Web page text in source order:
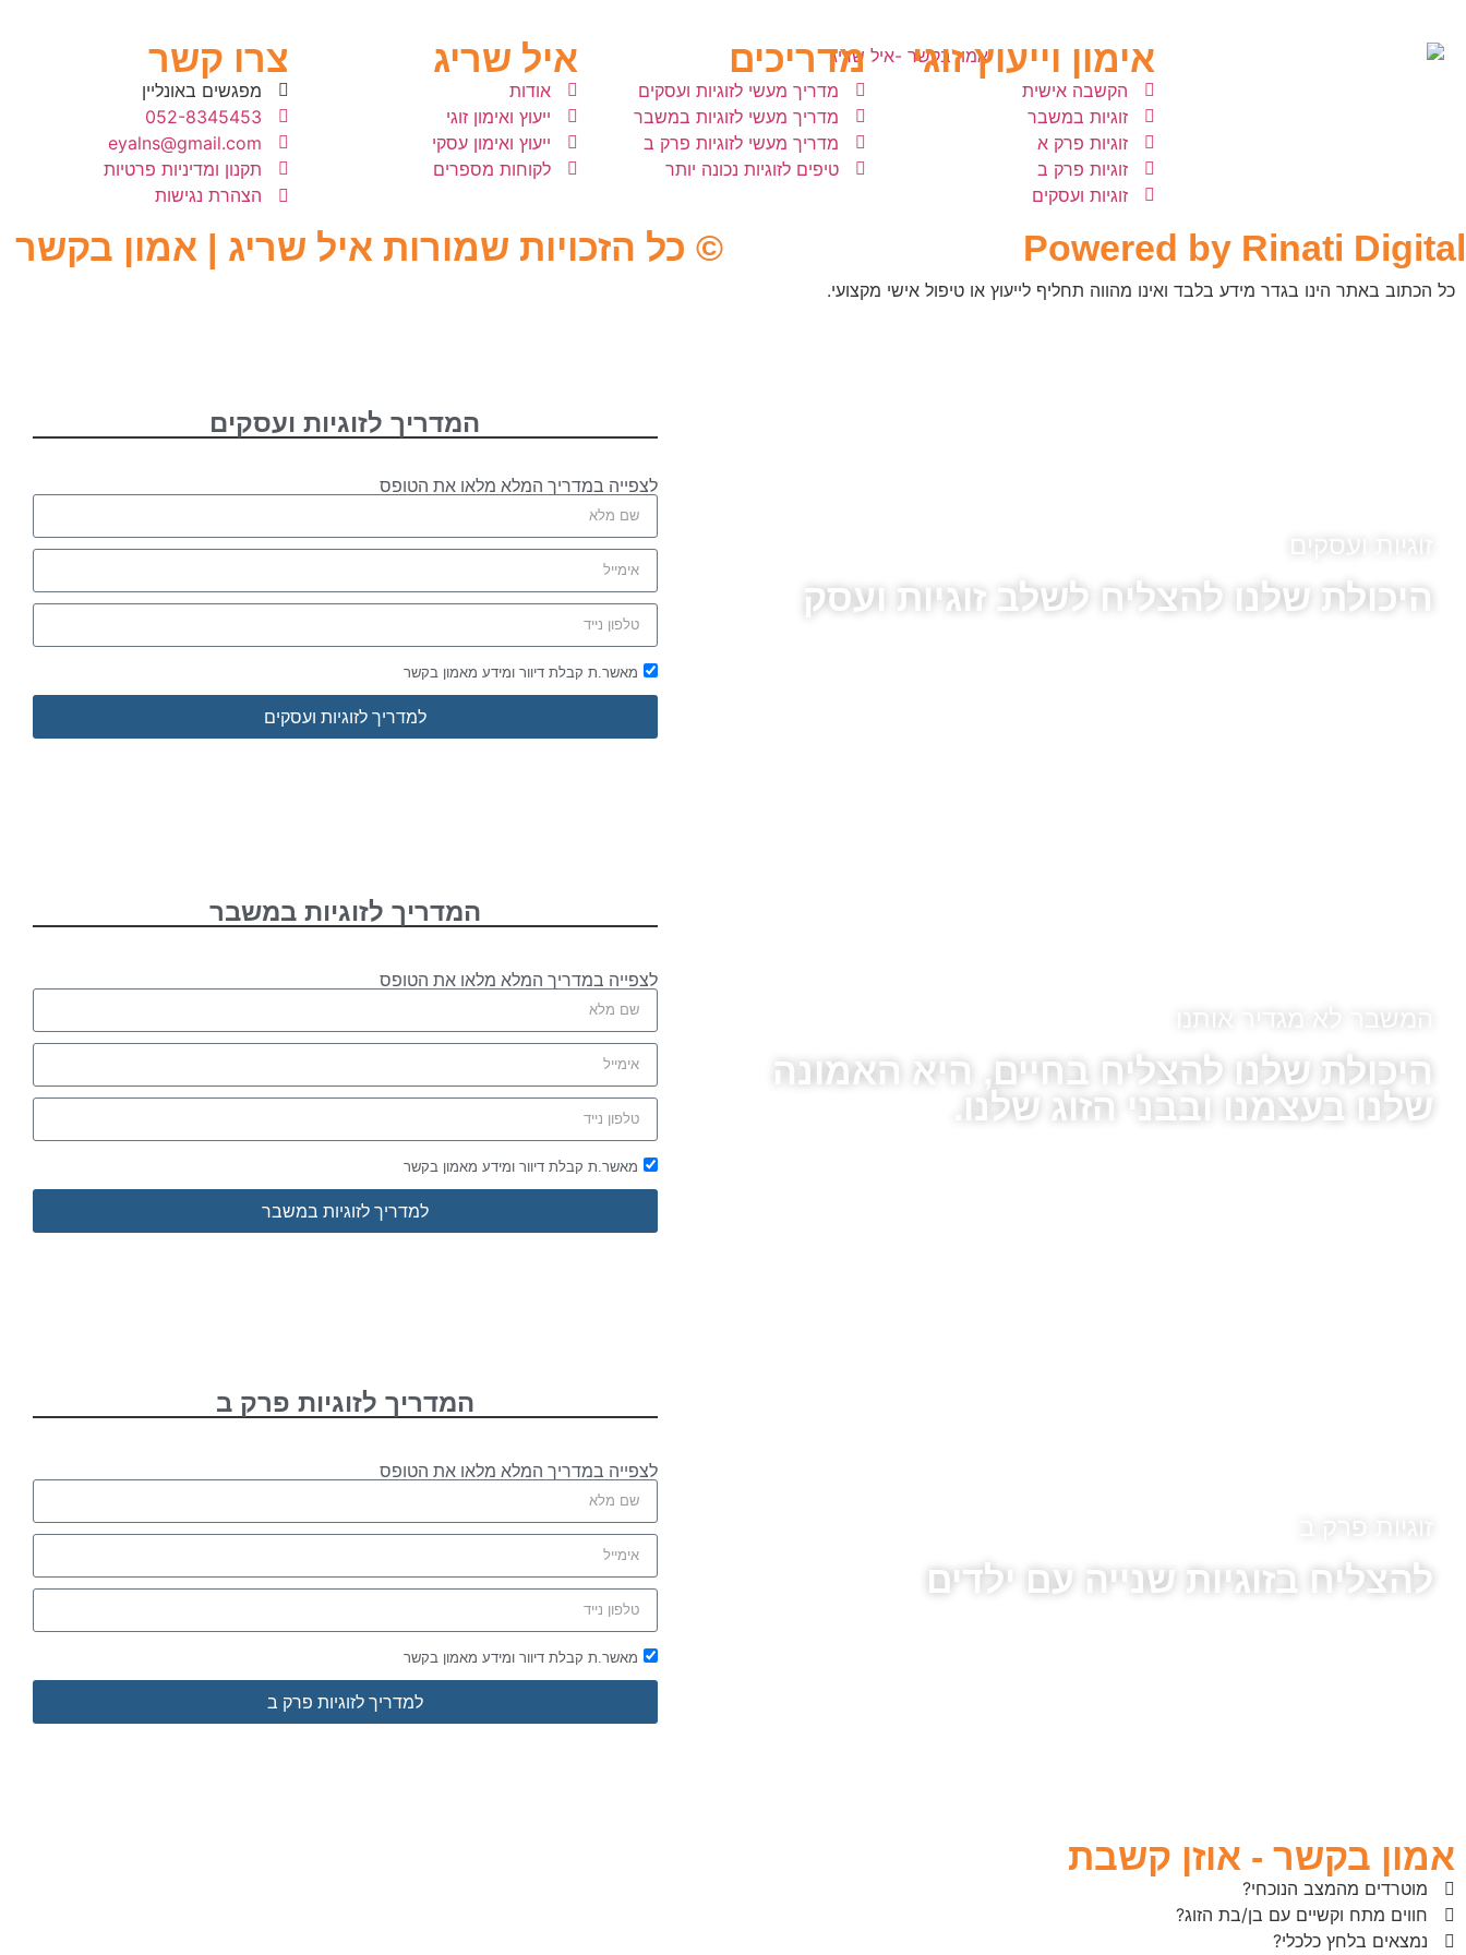
אימון וייעוץ זוגי
הקשבה אישית
זוגיות במשבר
זוגיות פרק א
זוגיות פרק ב
זוגיות ועסקים
מדריכים
מדריך מעשי לזוגיות ועסקים
מדריך מעשי לזוגיות במשבר
מדריך מעשי לזוגיות פרק ב
טיפים לזוגיות נכונה יותר
איל שריג
אודות
ייעוץ ואימון זוגי
ייעוץ ואימון עסקי
לקוחות מספרים
צרו קשר
מפגשים באונליין
052-8345453
eyalns@gmail.com
תקנון ומדיניות פרטיות
הצהרת נגישות
Powered by Rinati Digital © כל הזכויות שמורות איל שריג | אמון בקשר
כל הכתוב באתר הינו בגדר מידע בלבד ואינו מהווה תחליף לייעוץ או טיפול אישי מקצועי.
זוגיות ועסקים
היכולת שלנו להצליח לשלב זוגיות ועסק
המדריך לזוגיות ועסקים
לצפייה במדריך המלא מלאו את הטופס
מאשר.ת קבלת דיוור ומידע מאמון בקשר
למדריך לזוגיות ועסקים
המשבר לא מגדיר אותנו
היכולת שלנו להצליח בחיים, היא האמונה
שלנו בעצמנו ובבני הזוג שלנו.
המדריך לזוגיות במשבר
לצפייה במדריך המלא מלאו את הטופס
מאשר.ת קבלת דיוור ומידע מאמון בקשר
למדריך לזוגיות במשבר
זוגיות פרק ב
להצליח בזוגיות שנייה עם ילדים
המדריך לזוגיות פרק ב
לצפייה במדריך המלא מלאו את הטופס
מאשר.ת קבלת דיוור ומידע מאמון בקשר
למדריך לזוגיות פרק ב
אמון בקשר - אוזן קשבת
מוטרדים מהמצב הנוכחי?
חווים מתח וקשיים עם בן/בת הזוג?
נמצאים בלחץ כלכלי?